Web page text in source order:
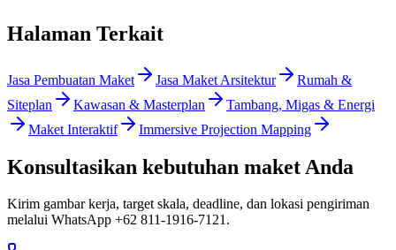
Halaman Terkait
Jasa Pembuatan Maket Jasa Maket Arsitektur
Rumah &
Siteplan
Kawasan & Masterplan
Tambang, Migas & Energi
Maket Interaktif
Immersive Projection Mapping
Konsultasikan kebutuhan maket Anda
Kirim gambar kerja, target skala, deadline, dan lokasi pengiriman
melalui WhatsApp +62 811-1916-7121.